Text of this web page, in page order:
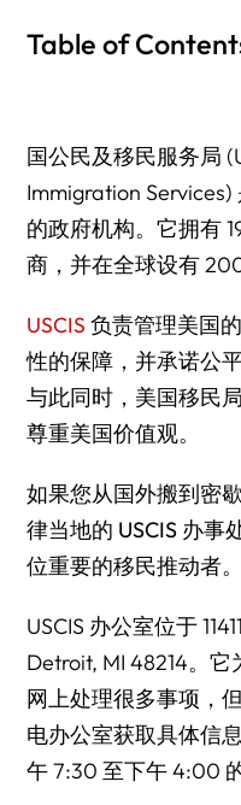
Table of
国公民及移民服务局
Immigration
的政府机构。它拥有
商，并在全球设有
USCIS 负责管理美国
性的保障，并承诺公
与此同时，美国移民
尊重美国价值观。
如果您从国外搬到密
律当地的 USCIS 办事
位重要的移民推动者。
USCIS 办公室位于
Detroit, MI 48214。
网上处理很多事项，
电办公室获取具体信
午 7:30 至下午 4:00